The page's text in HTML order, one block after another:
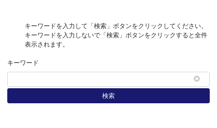
キーワードを入力して「検索」ボタンをクリックしてください。
キーワードを入力しないで「検索」ボタンをクリックすると全件
表示されます。
キーワード
検索